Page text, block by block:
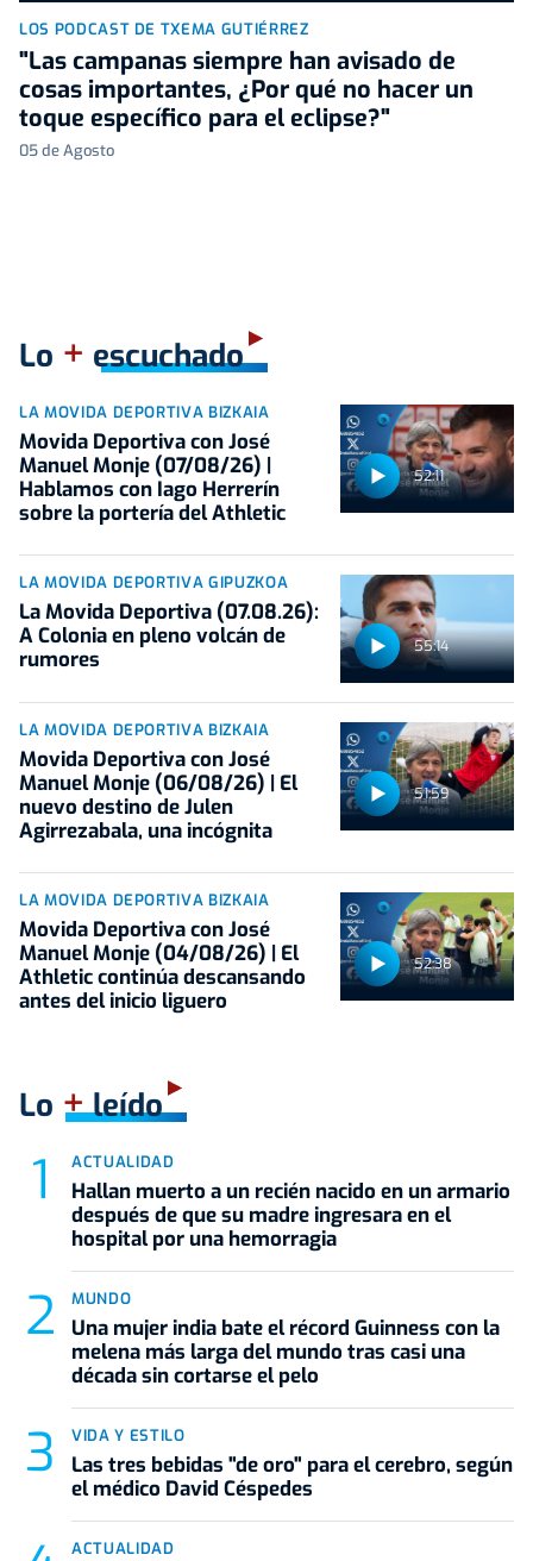
LOS PODCAST DE TXEMA GUTIÉRREZ
"Las campanas siempre han avisado de
cosas importantes, ¿Por qué no hacer un
toque específico para el eclipse?"
05 de Agosto
Lo + escuchado
52:11
LA MOVIDA DEPORTIVA BIZKAIA
Movida Deportiva con José
Manuel Monje (07/08/26) |
Hablamos con Iago Herrerín
sobre la portería del Athletic
55:14
LA MOVIDA DEPORTIVA GIPUZKOA
La Movida Deportiva (07.08.26):
A Colonia en pleno volcán de
rumores
51:59
LA MOVIDA DEPORTIVA BIZKAIA
Movida Deportiva con José
Manuel Monje (06/08/26) | El
nuevo destino de Julen
Agirrezabala, una incógnita
52:38
LA MOVIDA DEPORTIVA BIZKAIA
Movida Deportiva con José
Manuel Monje (04/08/26) | El
Athletic continúa descansando
antes del inicio liguero
Lo +leído
ACTUALIDAD
Hallan muerto a un recién nacido en un armario
después de que su madre ingresara en el
hospital por una hemorragia
MUNDO
Una mujer india bate el récord Guinness con la
melena más larga del mundo tras casi una
década sin cortarse el pelo
VIDA Y ESTILO
Las tres bebidas "de oro" para el cerebro, según
el médico David Céspedes
ACTUALIDAD